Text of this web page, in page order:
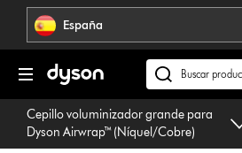
Omitir
navegación España
Buscar
en
dyson.es
Cepillo voluminizador grande para
Dyson Airwrap™ (Níquel/Cobre)